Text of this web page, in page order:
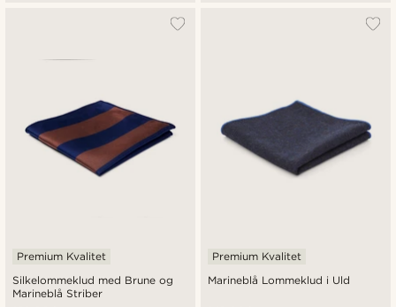
Silkelommeklud med Brune og
Marineblå Striber
Premium Kvalitet
Marineblå Lommeklud i Uld
Premium Kvalitet